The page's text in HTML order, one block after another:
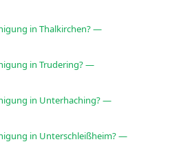
in Thalkirchen? —
in Trudering? —
in Unterhaching? —
in Unterschleißheim? —